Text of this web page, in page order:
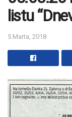
listu
5 Marta, 2018